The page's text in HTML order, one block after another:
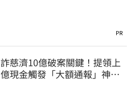
PR
詐慈濟10億破案關鍵！提領上
億現金觸發「大額通報」神鬼